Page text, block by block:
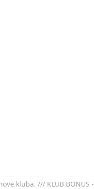
kluba. /// KLUB